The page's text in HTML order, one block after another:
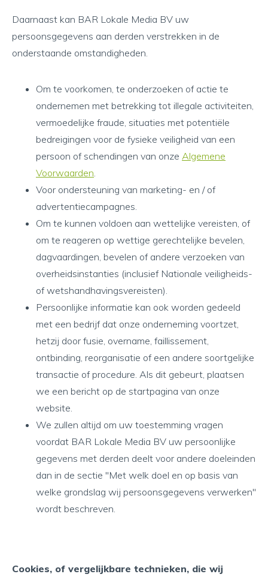
Daarnaast kan BAR Lokale Media BV uw
persoonsgegevens aan derden verstrekken in de
onderstaande omstandigheden.
Om te voorkomen, te onderzoeken of actie te
ondernemen met betrekking tot illegale activiteiten,
vermoedelijke fraude, situaties met potentiële
bedreigingen voor de fysieke veiligheid van een
persoon of schendingen van onze Algemene
Voorwaarden.
Voor ondersteuning van marketing- en / of
advertentiecampagnes.
Om te kunnen voldoen aan wettelijke vereisten, of
om te reageren op wettige gerechtelijke bevelen,
dagvaardingen, bevelen of andere verzoeken van
overheidsinstanties (inclusief Nationale veiligheids-
of wetshandhavingsvereisten).
Persoonlijke informatie kan ook worden gedeeld
met een bedrijf dat onze onderneming voortzet,
hetzij door fusie, overname, faillissement,
ontbinding, reorganisatie of een andere soortgelijke
transactie of procedure. Als dit gebeurt, plaatsen
we een bericht op de startpagina van onze
website.
We zullen altijd om uw toestemming vragen
voordat BAR Lokale Media BV uw persoonlijke
gegevens met derden deelt voor andere doeleinden
dan in de sectie "Met welk doel en op basis van
welke grondslag wij persoonsgegevens verwerken"
wordt beschreven.
Cookies, of vergelijkbare technieken, die wij